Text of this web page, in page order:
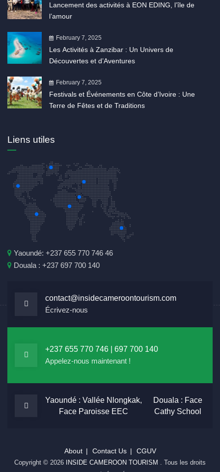
Lancement des activités à EON EDING, l’île de
l’amour
February 7, 2025
Les Activités à Zanzibar : Un Univers de
Découvertes et d’Aventures
February 7, 2025
Festivals et Événements en Côte d’Ivoire : Une
Terre de Fêtes et de Traditions
Liens utiles
Yaoundé: +237 655 770 746 46
Douala : +237 697 700 140
contact@insidecameroontourism.com
Écrivez-nous
+237 655 770 746 | 697 700 140
Appelez-nous maintenant !
Yaoundé : Vallée Nlongkak,
Face Paroisse EEC
Douala : Face
Cathy School
About Contact Us CGUV
Copyright © 2026 INSIDE CAMEROON TOURISM
. Tous les droits